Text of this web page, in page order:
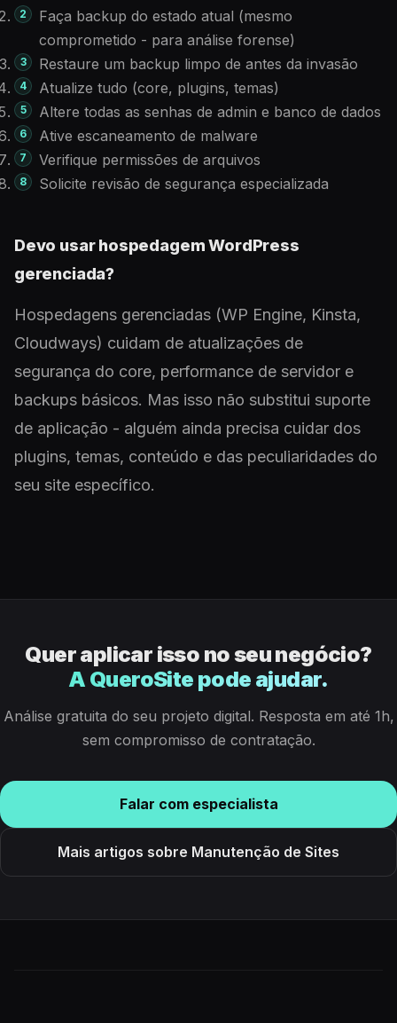
Faça backup do estado atual (mesmo
comprometido - para análise forense)
Restaure um backup limpo de antes da invasão
Atualize tudo (core, plugins, temas)
Altere todas as senhas de admin e banco de dados
Ative escaneamento de malware
Verifique permissões de arquivos
Solicite revisão de segurança especializada
Devo usar hospedagem WordPress
gerenciada?
Hospedagens gerenciadas (WP Engine, Kinsta,
Cloudways) cuidam de atualizações de
segurança do core, performance de servidor e
backups básicos. Mas isso não substitui suporte
de aplicação - alguém ainda precisa cuidar dos
plugins, temas, conteúdo e das peculiaridades do
seu site específico.
Quer aplicar isso no seu negócio?
A QueroSite pode ajudar.
Análise gratuita do seu projeto digital. Resposta em até 1h,
sem compromisso de contratação.
Falar com especialista
Mais artigos sobre Manutenção de Sites